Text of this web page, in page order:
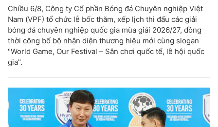
Chiều 6/8, Công ty Cổ phần Bóng đá Chuyên nghiệp Việt
Nam (VPF) tổ chức lễ bốc thăm, xếp lịch thi đấu các giải
bóng đá chuyên nghiệp quốc gia mùa giải 2026/27, đồng
thời công bố bộ nhận diện thương hiệu mới cùng slogan
"World Game, Our Festival – Sân chơi quốc tế, lễ hội quốc
gia".